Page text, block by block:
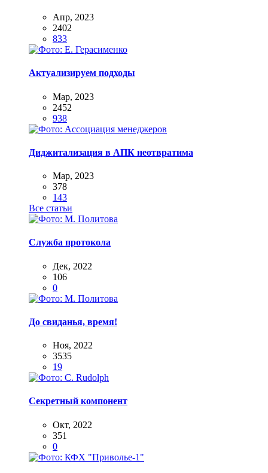
Апр, 2023
2402
833
Актуализируем подходы
Мар, 2023
2452
938
Диджитализация в АПК неотвратима
Мар, 2023
378
143
Все статьи
Служба протокола
Дек, 2022
106
0
До свиданья, время!
Ноя, 2022
3535
19
Секретный компонент
Окт, 2022
351
0